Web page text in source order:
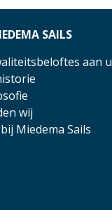
SAILS
aan u
wij
Miedema Sails